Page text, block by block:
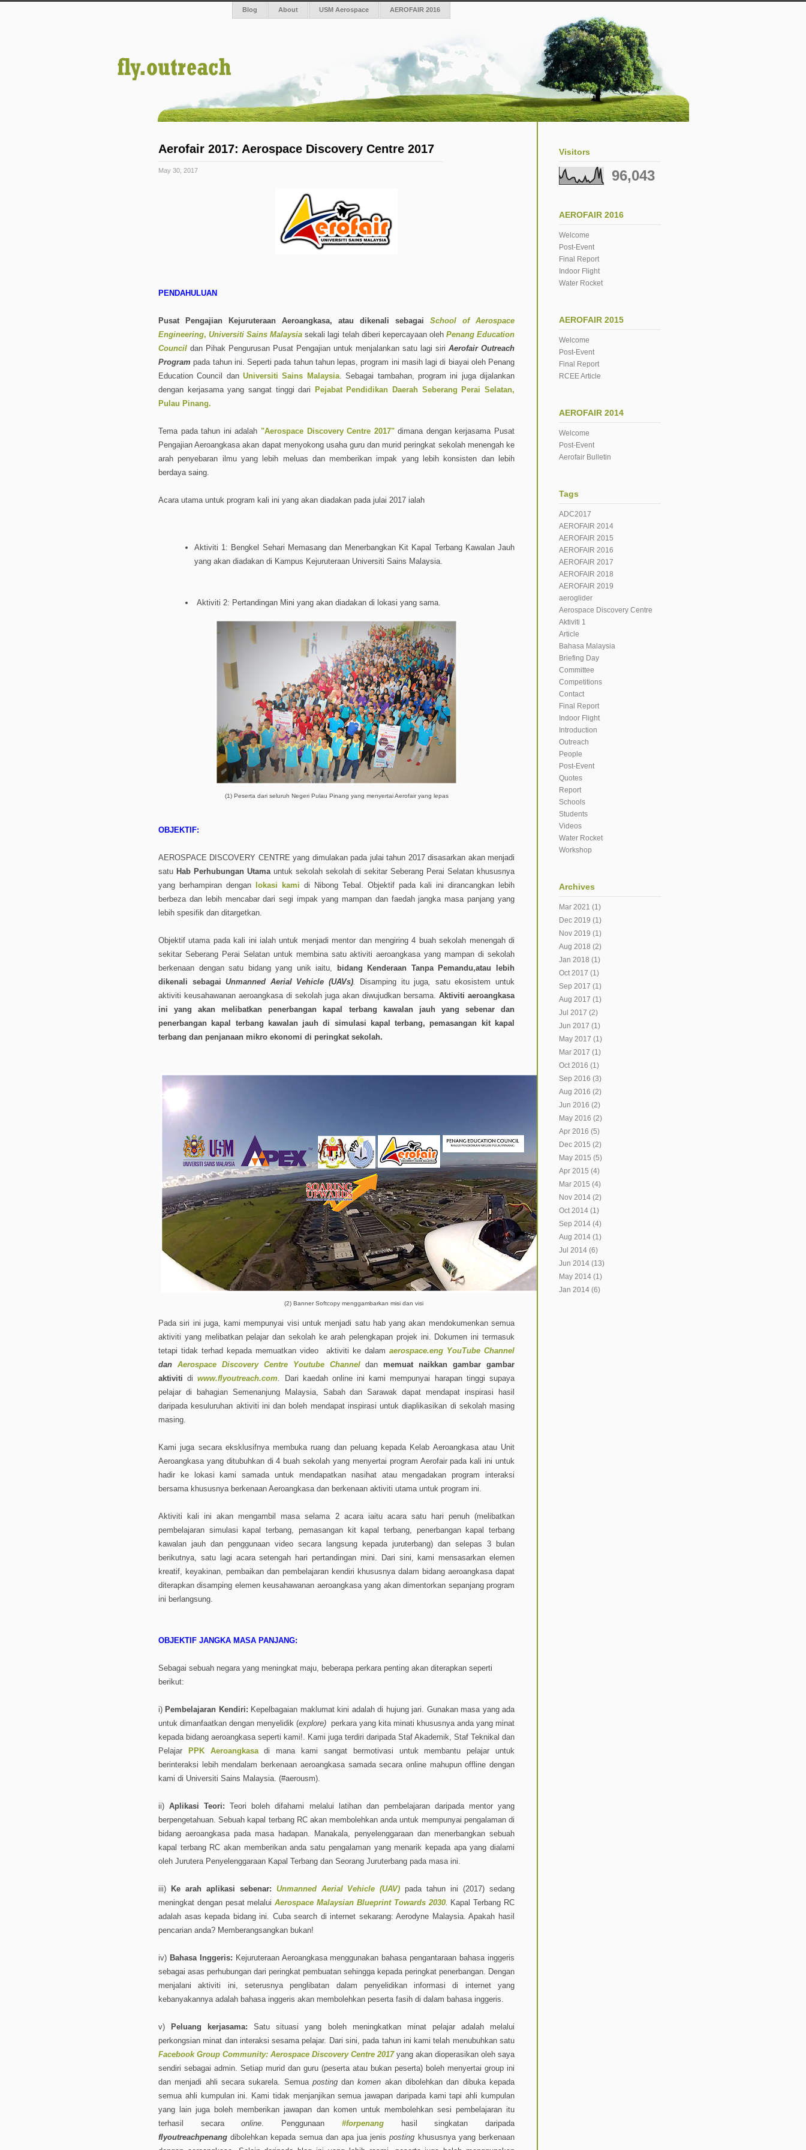
Blog About USM Aerospace AEROFAIR 2016
Aerofair 2017: Aerospace Discovery Centre 2017
May 30, 2017
PENDAHULUAN
Pusat Pengajian Kejuruteraan Aeroangkasa, atau dikenali sebagai School of Aerospace
Engineering,Universiti Sains Malaysia sekali lagi telah diberi kepercayaan oleh Penang Education
Council dan Pihak Pengurusan Pusat Pengajian untuk menjalankan satu lagi siri Aerofair Outreach
Program pada tahun ini. Seperti pada tahun tahun lepas, program ini masih lagi di biayai oleh Penang
Education Council danUniversiti Sains Malaysia. Sebagai tambahan, program ini juga dijalankan
dengan kerjasama yang sangat tinggi dari
Pejabat Pendidikan Daerah Seberang Perai Selatan,
Pulau Pinang.
Tema pada tahun ini adalah "Aerospace Discovery Centre 2017" dimana dengan kerjasama Pusat
Pengajian Aeroangkasa akan dapat menyokong usaha guru dan murid peringkat sekolah menengah ke
arah penyebaran ilmu yang lebih meluas dan memberikan impak yang lebih konsisten dan lebih
berdaya saing.
Acara utama untuk program kali ini yang akan diadakan pada julai 2017 ialah
Aktiviti 1: Bengkel Sehari Memasang dan Menerbangkan Kit Kapal Terbang Kawalan Jauh
yang akan diadakan di Kampus Kejuruteraan Universiti Sains Malaysia.
Aktiviti 2: Pertandingan Mini yang akan diadakan di lokasi yang sama.
(1) Peserta dari seluruh Negeri Pulau Pinang yang menyertai Aerofair yang lepas
OBJEKTIF:
AEROSPACE DISCOVERY CENTRE yang dimulakan pada julai tahun 2017 disasarkan akan menjadi
satu Hab Perhubungan Utamauntuk sekolah sekolah di sekitar Seberang Perai Selatan khususnya
yang berhampiran dengan lokasi kami di Nibong Tebal. Objektif pada kali ini dirancangkan lebih
berbeza dan lebih mencabar dari segi impak yang mampan dan faedah jangka masa panjang yang
lebih spesifik dan ditargetkan.
Objektif utama pada kali ini ialah untuk menjadi mentor dan mengiring 4 buah sekolah menengah di
sekitar Seberang Perai Selatan untuk membina satu aktiviti aeroangkasa yang mampan di sekolah
berkenaan dengan satu bidang yang unik iaitu,
bidang Kenderaan Tanpa Pemandu,atau lebih
dikenali sebagaiUnmanned Aerial Vehicle (UAVs). Disamping itu juga
satu ekosistem untuk
aktiviti keusahawanan aeroangkasa di sekolah juga akan diwujudkan bersama. Aktiviti aeroangkasa
ini yang akan melibatkan penerbangan kapal terbang kawalan jauh yang sebenar dan
penerbangan kapal terbang kawalan jauh di simulasi kapal terbang, pemasangan kit kapal
terbang dan penjanaan mikro ekonomi di peringkat sekolah.
(2) Banner Softcopy menggambarkan misi dan visi
Pada siri ini juga, kami mempunyai visi untuk menjadi satu hab yang akan mendokumenkan semua
aktiviti yang melibatkan pelajar dan sekolah ke arah pelengkapan projek ini. Dokumen ini termasuk
tetapi tidak terhad kepada memuatkan video aktiviti ke dalam aerospace.eng YouTube Channel
dan Aerospace Discovery Centre Youtube Channeldan memuat naikkan gambar gambar
aktiviti diwww.flyoutreach.com.
Dari kaedah online ini kami mempunyai harapan tinggi supaya
pelajar di bahagian Semenanjung Malaysia, Sabah dan Sarawak dapat mendapat inspirasi hasil
daripada kesuluruhan aktiviti ini dan boleh mendapat inspirasi untuk diaplikasikan di sekolah masing
masing.
Kami juga secara eksklusifnya membuka ruang dan peluang kepada Kelab Aeroangkasa atau Unit
Aeroangkasa yang ditubuhkan di 4 buah sekolah yang menyertai program Aerofair pada kali ini untuk
hadir ke lokasi kami samada untuk mendapatkan nasihat atau mengadakan program interaksi
bersama khususnya berkenaan Aeroangkasa dan berkenaan aktiviti utama untuk program ini.
Aktiviti kali ini akan mengambil masa selama 2 acara iaitu acara satu hari penuh (melibatkan
pembelajaran simulasi kapal terbang, pemasangan kit kapal terbang, penerbangan kapal terbang
kawalan jauh dan penggunaan video secara langsung kepada juruterbang) dan selepas 3 bulan
berikutnya, satu lagi acara setengah hari pertandingan mini. Dari sini, kami mensasarkan elemen
kreatif, keyakinan, pembaikan dan pembelajaran kendiri khususnya dalam bidang aeroangkasa dapat
diterapkan disamping elemen keusahawanan aeroangkasa yang akan dimentorkan sepanjang program
ini berlangsung.
OBJEKTIF JANGKA MASA PANJANG:
Sebagai sebuah negara yang meningkat maju, beberapa perkara penting akan diterapkan seperti
berikut:
i) Pembelajaran Kendiri: Kepelbagaian maklumat kini adalah di hujung jari. Gunakan masa yang ada
untuk dimanfaatkan dengan menyelidik (explore) perkara yang kita minati khususnya anda yang minat
kepada bidang aeroangkasa seperti kami!. Kami juga terdiri daripada Staf Akademik, Staf Teknikal dan
Pelajar
PPK Aeroangkasadi mana kami sangat bermotivasi untuk membantu pelajar untuk
berinteraksi lebih mendalam berkenaan aeroangkasa samada secara online mahupun offline dengan
kami di Universiti Sains Malaysia. (#aerousm).
ii)Aplikasi Teori: Teori boleh difahami melalui latihan dan pembelajaran daripada mentor yang
berpengetahuan. Sebuah kapal terbang RC akan membolehkan anda untuk mempunyai pengalaman di
bidang aeroangkasa pada masa hadapan. Manakala, penyelenggaraan dan menerbangkan sebuah
kapal terbang RC akan memberikan anda satu pengalaman yang menarik kepada apa yang dialami
oleh Jurutera Penyelenggaraan Kapal Terbang dan Seorang Juruterbang pada masa ini.
iii) Ke arah aplikasi sebenar: Unmanned Aerial Vehicle (UAV) pada tahun ini (2017) sedang
meningkat dengan pesat melaluiAerospace Malaysian Blueprint Towards 2030. Kapal Terbang RC
adalah asas kepada bidang ini. Cuba search di internet sekarang: Aerodyne Malaysia. Apakah hasil
pencarian anda? Memberangsangkan bukan!
iv) Bahasa Inggeris: Kejuruteraan Aeroangkasa menggunakan bahasa pengantaraan bahasa inggeris
sebagai asas perhubungan dari peringkat pembuatan sehingga kepada peringkat penerbangan. Dengan
menjalani aktiviti ini, seterusnya penglibatan dalam penyelidikan informasi di internet yang
kebanyakannya adalah bahasa inggeris akan membolehkan peserta fasih di dalam bahasa inggeris.
v) Peluang kerjasama: Satu situasi yang boleh meningkatkan minat pelajar adalah melalui
perkongsian minat dan interaksi sesama pelajar. Dari sini, pada tahun ini kami telah menubuhkan satu
Facebook Group Community: Aerospace Discovery Centre 2017 yang akan dioperasikan oleh saya
sendiri sebagai admin. Setiap murid dan guru (peserta atau bukan peserta) boleh menyertai group ini
dan menjadi ahli secara sukarela. Semua postingdankomen akan dibolehkan dan dibuka kepada
semua ahli kumpulan ini. Kami tidak menjanjikan semua jawapan daripada kami tapi ahli kumpulan
yang lain juga boleh memberikan jawapan dan komen untuk membolehkan sesi pembelajaran itu
terhasil secaraonline. Penggunaan #forpenanghasil singkatan daripada
flyoutreachpenangdibolehkan kepada semua dan apa jua jenisposting khususnya yang berkenaan
Visitors
96,043
AEROFAIR 2016
Welcome
Post-Event
Final Report
Indoor Flight
Water Rocket
AEROFAIR 2015
Welcome
Post-Event
Final Report
RCEE Article
AEROFAIR 2014
Welcome
Post-Event
Aerofair Bulletin
Tags
ADC2017
AEROFAIR 2014
AEROFAIR 2015
AEROFAIR 2016
AEROFAIR 2017
AEROFAIR 2018
AEROFAIR 2019
aeroglider
Aerospace Discovery Centre
Aktiviti 1
Article
Bahasa Malaysia
Briefing Day
Committee
Competitions
Contact
Final Report
Indoor Flight
Introduction
Outreach
People
Post-Event
Quotes
Report
Schools
Students
Videos
Water Rocket
Workshop
Archives
Mar 2021 (1)
Dec 2019 (1)
Nov 2019 (1)
Aug 2018 (2)
Jan 2018 (1)
Oct 2017 (1)
Sep 2017 (1)
Aug 2017 (1)
Jul 2017 (2)
Jun 2017 (1)
May 2017 (1)
Mar 2017 (1)
Oct 2016 (1)
Sep 2016 (3)
Aug 2016 (2)
Jun 2016 (2)
May 2016 (2)
Apr 2016 (5)
Dec 2015 (2)
May 2015 (5)
Apr 2015 (4)
Mar 2015 (4)
Nov 2014 (2)
Oct 2014 (1)
Sep 2014 (4)
Aug 2014 (1)
Jul 2014 (6)
Jun 2014 (13)
May 2014 (1)
Jan 2014 (6)